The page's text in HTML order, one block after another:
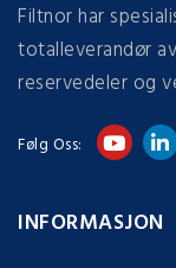
Filtnor har
totalleverandør
reservedeler og
Følg Oss:
INFORMASJON